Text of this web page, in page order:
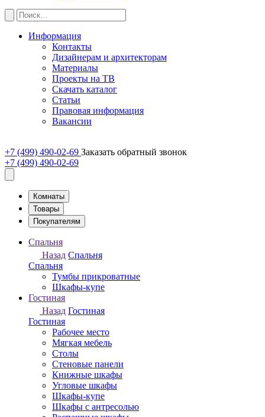
Информация
Контакты
Дизайнерам и архитекторам
Материалы
Проекты на ТВ
Скачать каталог
Статьи
Правовая информация
Вакансии
+7 (499) 490-02-69 Заказать обратный звонок
+7 (499) 490-02-69